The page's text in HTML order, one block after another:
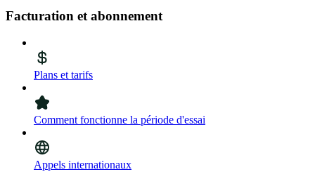
Facturation et abonnement
Plans et tarifs
Comment fonctionne la période d'essai
Appels internationaux